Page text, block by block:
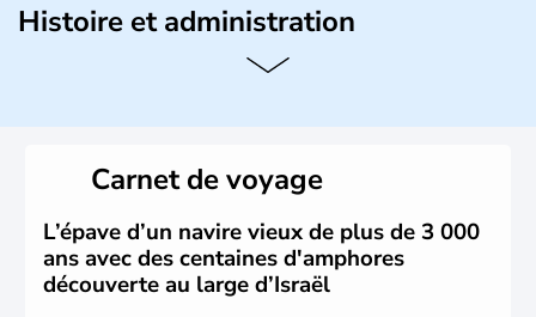
Histoire et administration
L'Israël est un état de la partie est de la Méditerranée,
vrai essor économique dans le domaine des nouvelles
Carnet de voyage
L’épave d’un navire vieux de plus de 3 000
ans avec des centaines d'amphores
découverte au large d’Israël